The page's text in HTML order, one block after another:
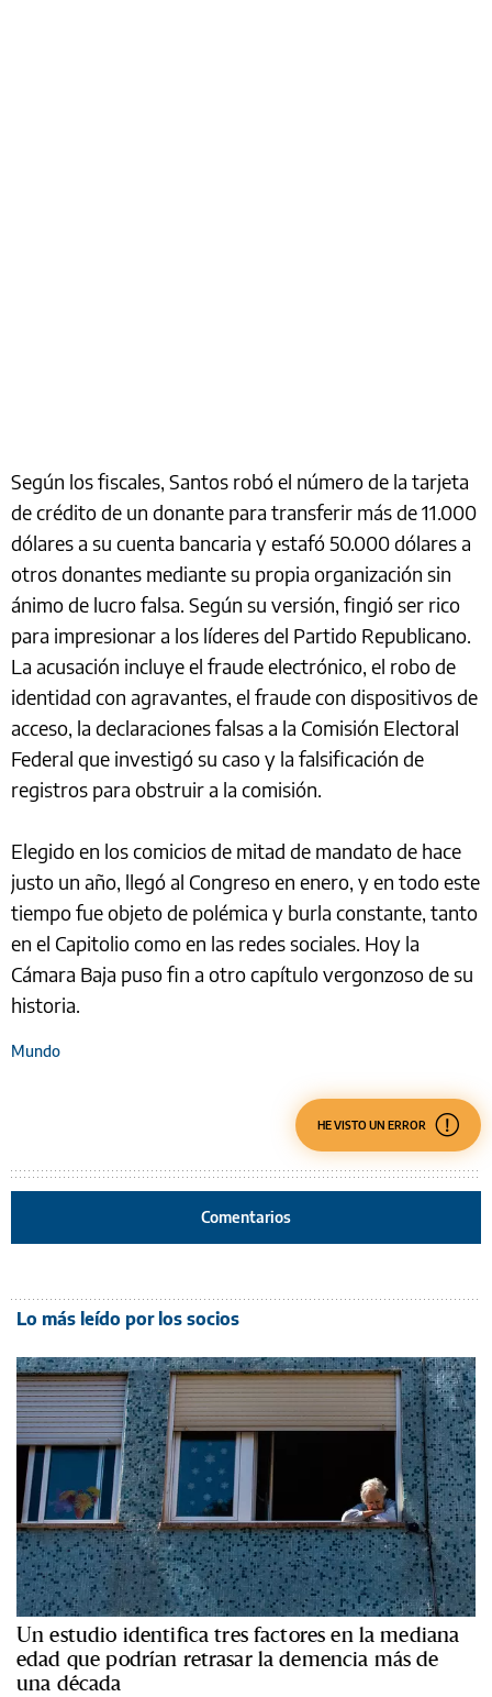
Según los fiscales, Santos robó el número de la tarjeta
de crédito de un donante para transferir más de 11.000
dólares a su cuenta bancaria y estafó 50.000 dólares a
otros donantes mediante su propia organización sin
ánimo de lucro falsa. Según su versión, fingió ser rico
para impresionar a los líderes del Partido Republicano.
La acusación incluye el fraude electrónico, el robo de
identidad con agravantes, el fraude con dispositivos de
acceso, la declaraciones falsas a la Comisión Electoral
Federal que investigó su caso y la falsificación de
registros para obstruir a la comisión.
Elegido en los comicios de mitad de mandato de hace
justo un año, llegó al Congreso en enero, y en todo este
tiempo fue objeto de polémica y burla constante, tanto
en el Capitolio como en las redes sociales. Hoy la
Cámara Baja puso fin a otro capítulo vergonzoso de su
historia.
Mundo
HE VISTO UN ERROR
Comentarios
Lo más leído por los socios
Un estudio identifica tres factores en la mediana
edad que podrían retrasar la demencia más de
una década